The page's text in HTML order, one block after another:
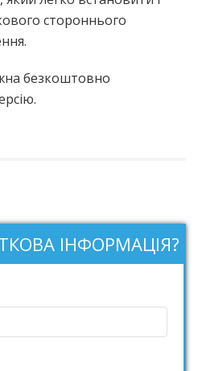
стороннього
безкоштовно
ІНФОРМАЦІЯ?